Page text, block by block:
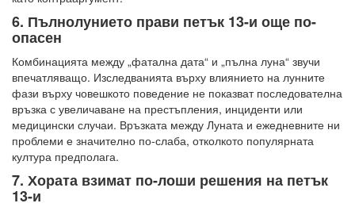
6. Пълнолунието прави петък 13-и още по-
опасен
Комбинацията между „фатална дата“ и „пълна луна“ звучи
впечатляващо. Изследванията върху влиянието на лунните
фази върху човешкото поведение не показват последователна
връзка с увеличаване на престъпления, инциденти или
медицински случаи. Връзката между Луната и ежедневните ни
проблеми е значително по-слаба, отколкото популярната
култура предполага.
7. Хората взимат по-лоши решения на петък
13-и